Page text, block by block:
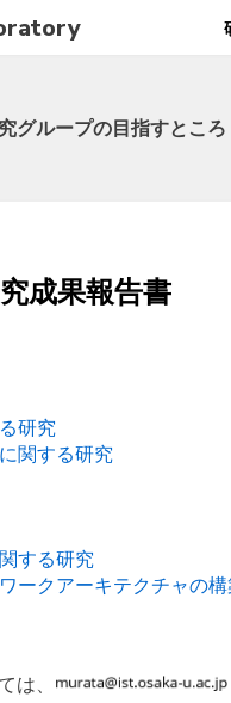
グループの目指すところ
成果報告書
研究
関する研究
する研究
ークアーキテクチャの
、